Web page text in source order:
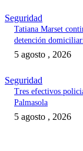
Seguridad
Tatiana Marset
detención
5 agosto , 2026
Seguridad
Tres efectivos
Palmasola
5 agosto , 2026